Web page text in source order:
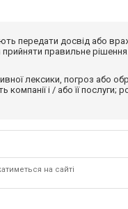
передати досвід або
правильне
лексики, погроз або
компанії і / або її
на сайті